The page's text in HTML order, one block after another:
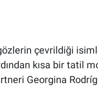
çevrildiği
kısa bir tatil
Georgina